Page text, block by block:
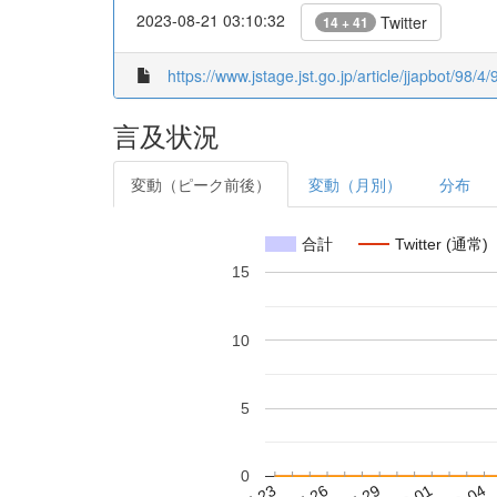
2023-08-21 03:10:32 14 + 41 Twitter
https://www.jstage.jst.go.jp/article/jjapbot/98/
言及状況
変動（ピーク前後） 変動（月別） 分布
合計 Twitter (通常)
0
5
10
15